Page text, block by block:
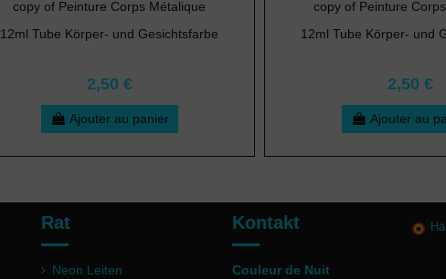
copy of Peinture Corps Métalique
12ml Tube Körper- und Gesichtsfarbe
2,50 €
Ajouter au panier
copy of Peinture
12ml Tube Körper- und
2,50 €
Ajouter au
Rat
Neon Leiten
Kontakt
Couleur de Nuit